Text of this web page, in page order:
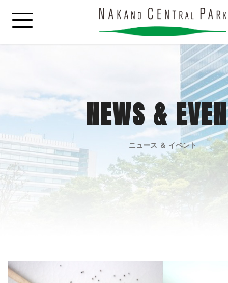
NEWS &
ニュース ＆ イベント